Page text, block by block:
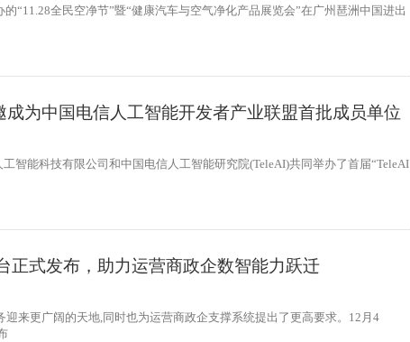
“11.28全民空净节”暨“健康汽车与空气净化产品展览会”在广州琶洲中国进出
为中国电信人工智能开发者产业联盟首批成员单位
智能科技有限公司和中国电信人工智能研究院(TeleAI)共同举办了首届“TeleAI
正式发布，助力运营商政企数智能力跃迁
来更广阔的天地,同时也为运营商政企支撑系统提出了更高要求。12月4